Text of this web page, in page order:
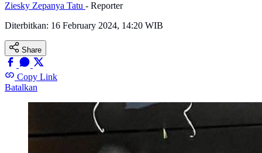
Ziesky Zepanya Tatu - Reporter
Diterbitkan: 16 February 2024, 14:20 WIB
Share
Copy Link
Batalkan